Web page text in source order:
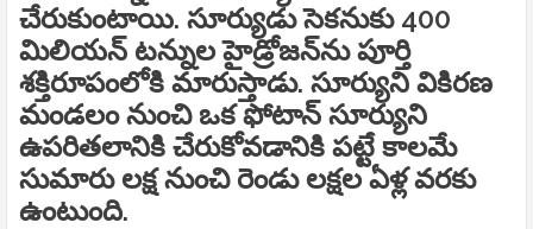
చేరుకుంటాయి. సూర్యుడు సెకనుకు 400
మిలియన్‌ టన్నుల హైడ్రోజన్‌ను పూర్తి
శక్తిరూపంలోకి మారుస్తాడు. సూర్యుని వికిరణ
మండలం నుంచి ఒక ఫోటాన్‌ సూర్యుని
ఉపరితలానికి చేరుకోవడానికి పట్టే కాలమే
సుమారు లక్ష నుంచి రెండు లక్షల ఏళ్ల వరకు
ఉంటుంది.